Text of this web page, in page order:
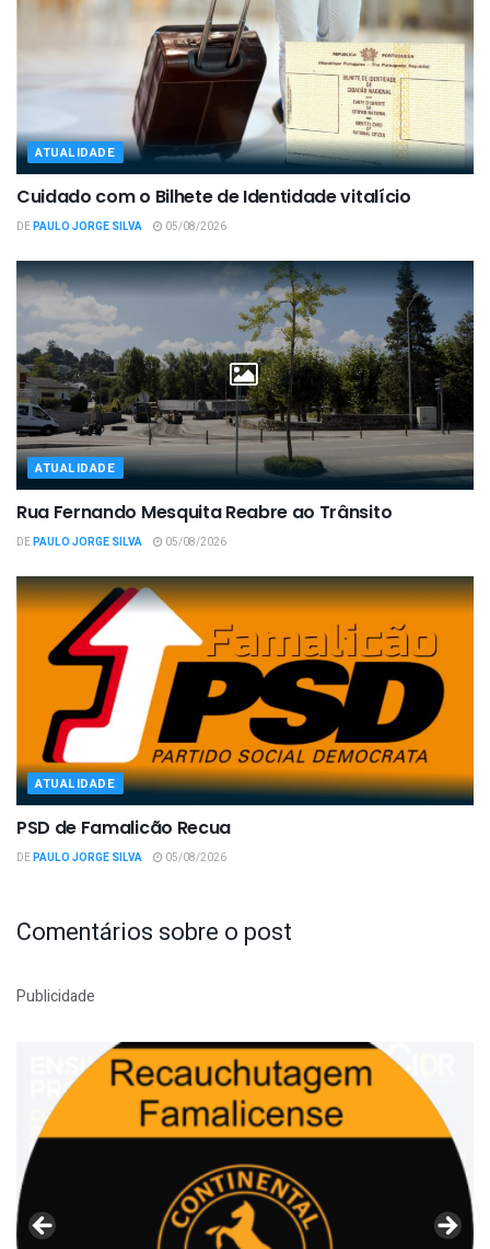
ATUALIDADE
Cuidado com o Bilhete de Identidade vitalício
DEPAULO JORGE SILVA 05/08/2026
ATUALIDADE
Rua Fernando Mesquita Reabre ao Trânsito
DEPAULO JORGE SILVA 05/08/2026
ATUALIDADE
PSD de Famalicão Recua
DEPAULO JORGE SILVA 05/08/2026
Comentários sobre o post
Publicidade